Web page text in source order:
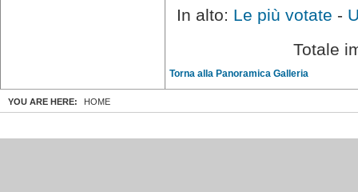
In alto: Le più votate -
Totale
Torna alla Panoramica Galleria
YOU ARE HERE: HOME